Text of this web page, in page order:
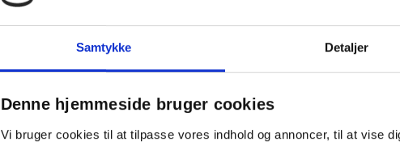
Samtykke Detaljer
Denne hjemmeside bruger cookies
Vi bruger cookies til at tilpasse vores indhold og annoncer, til at vise
42,50 Mindstekøb:2 stk á
/ stk (-20%)